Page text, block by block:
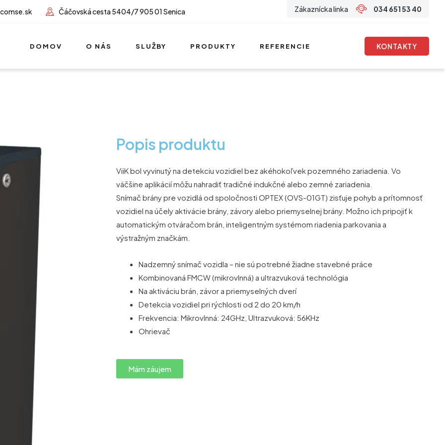
Čáčovská cesta 5404/7 905 01 Senica Zákaznícka linka 034 651 53 40
DOMOV O NÁS SLUŽBY PRODUKTY REFERENCIE KONTAKTY
Popis produktu
ViiK bol vyvinutý na detekciu vozidiel bez akéhokoľvek pozemného zariadenia. Vo
väčšine aplikácií môžu nahradiť tradičné indukčné alebo zemné zariadenia.
Snímač brány pre vozidlá od spoločnosti OPTEX (OVS-01GT) zisťuje pohyb a prítomnosť
vozidiel na účely aktivácie brány, závory alebo priemyselnej brány. Možno ich pripojiť k
automatickým otváračom brán, inteligentným systémom riadenia parkovania a
výstražným značkám.
Nadzemný snímač vozidla – nie sú potrebné žiadne stavebné práce
Kombinovaná FMCW (mikrovlnná) a ultrazvuková technológia
Na aktiváciu brán, závor a priemyselných dverí
Detekcia vozidiel pri rýchlosti od 2 do 20 km/h
Frekvencia: Mikrovlnná: 24GHz, Ultrazvuková: 56KHz
Ohrievač
Mám záujem